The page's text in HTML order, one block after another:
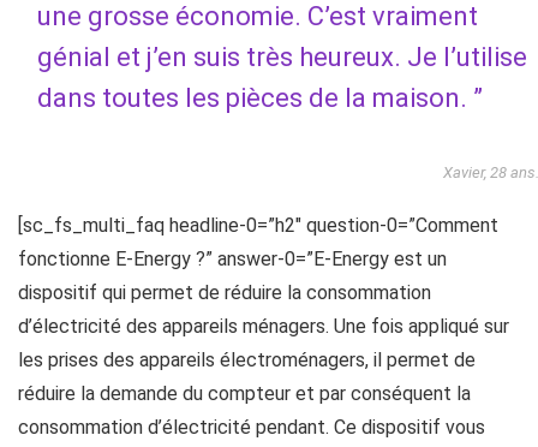
une grosse économie. C’est vraiment
génial et j’en suis très heureux. Je l’utilise
dans toutes les pièces de la maison. ”
Xavier, 28 ans.
[sc_fs_multi_faq headline-0=”h2″ question-0=”Comment
fonctionne E-Energy ?” answer-0=”E-Energy est un
dispositif qui permet de réduire la consommation
d’électricité des appareils ménagers. Une fois appliqué sur
les prises des appareils électroménagers, il permet de
réduire la demande du compteur et par conséquent la
consommation d’électricité pendant. Ce dispositif vous